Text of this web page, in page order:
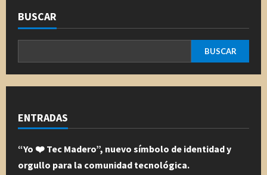
BUSCAR
BUSCAR
ENTRADAS
“Yo ❤️ Tec Madero”, nuevo símbolo de identidad y
orgullo para la comunidad tecnológica.